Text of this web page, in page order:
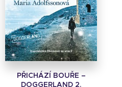
PŘICHÁZÍ BOUŘE –
DOGGERLAND 2.